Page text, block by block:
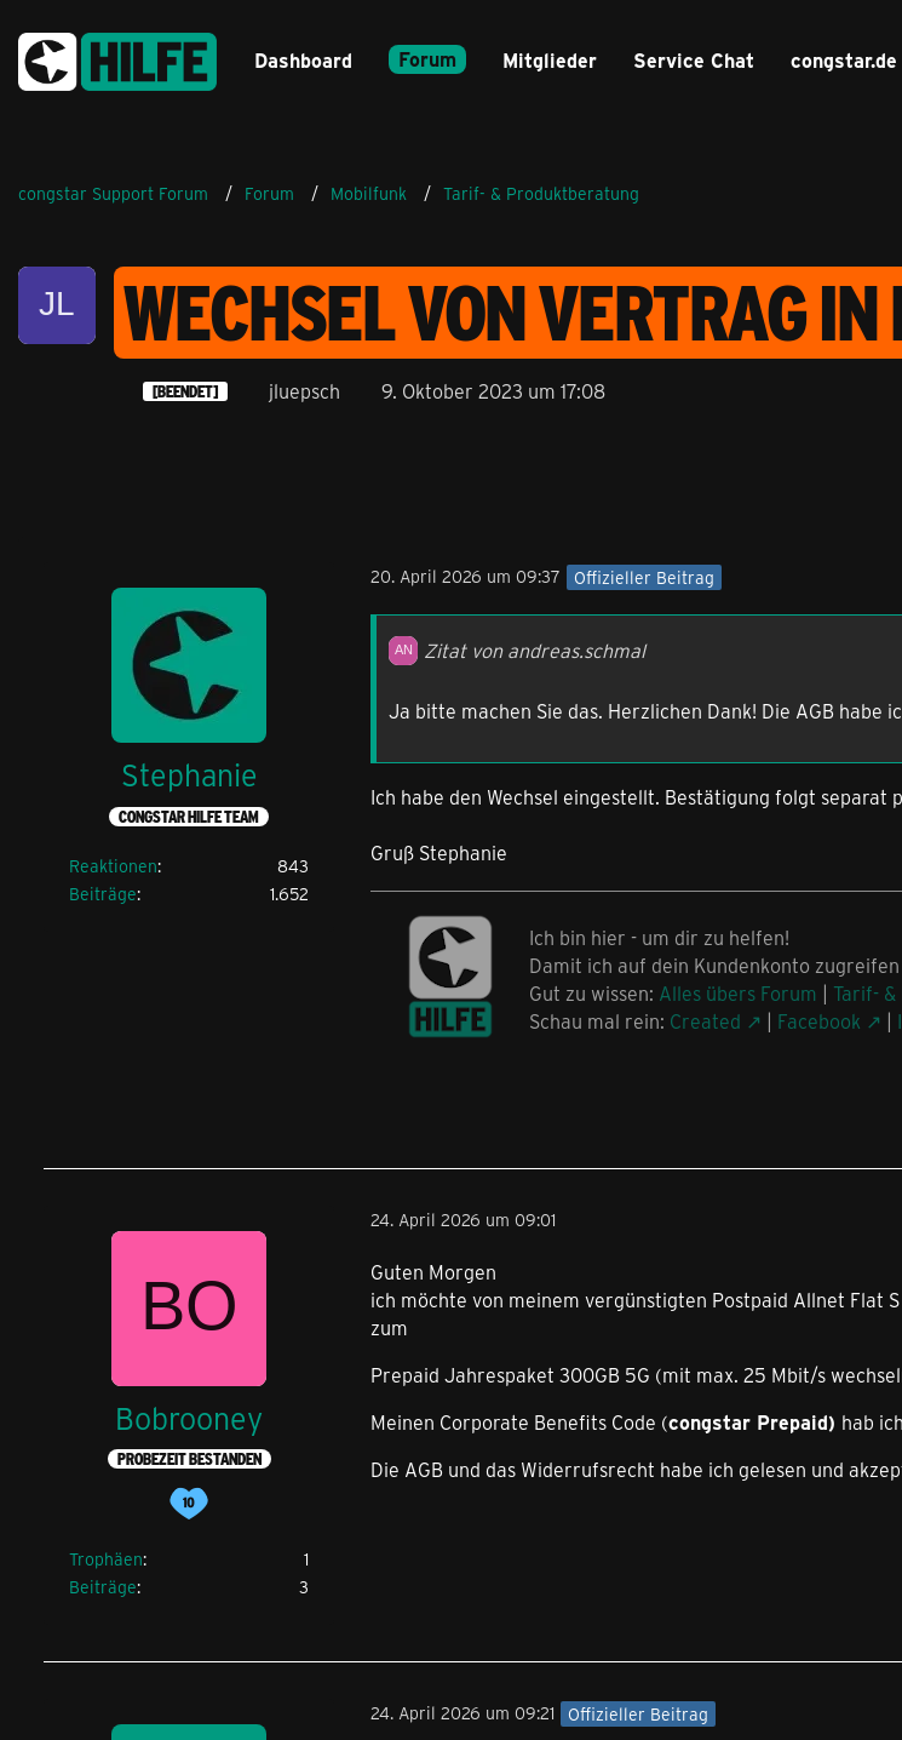
Dashboard Forum Mitglieder Service Chat congstar.de
congstar Support Forum Forum Mobilfunk Tarif- & Produktberatung
WECHSEL VON VERTRAG
[BEENDET] jluepsch 9. Oktober 2023 um 17:08
Stephanie
CONGSTAR HILFE TEAM
Reaktionen
843
Beiträge
1.652
20. April 2026 um 09:37 Offizieller Beitrag
Zitat von andreas.schmal
Ja bitte machen Sie das. Herzlichen Dank! Die AGB habe
Ich habe den Wechsel eingestellt. Bestätigung folgt separat
Gruß Stephanie
Ich bin hier - um dir zu helfen!
Damit ich auf dein Kundenkonto
Gut zu wissen: Alles übers Forum | Tarif-
Schau mal rein: Created | Facebook |
Bobrooney
PROBEZEIT BESTANDEN
Trophäen
1
Beiträge
3
24. April 2026 um 09:01
Guten Morgen
ich möchte von meinem vergünstigten Postpaid Allnet Flat
zum
Prepaid Jahrespaket 300GB 5G (mit max. 25 Mbit/s
Meinen Corporate Benefits Code (congstar Prepaid) hab
Die AGB und das Widerrufsrecht habe ich gelesen und
24. April 2026 um 09:21 Offizieller Beitrag